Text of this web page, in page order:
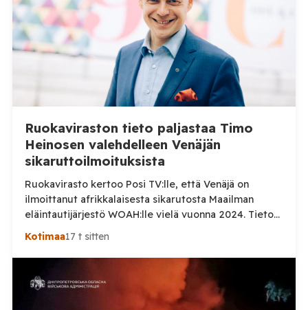
Ruokaviraston tieto paljastaa Timo
Heinosen valehdelleen Venäjän
sikaruttoilmoituksista
Ruokavirasto kertoo Posi TV:lle, että Venäjä on
ilmoittanut afrikkalaisesta sikarutosta Maailman
eläintautijärjestö WOAH:lle vielä vuonna 2024. Tieto
haastaa kokoomuksen kansanedustaja Timo Heinosen
sikaruttoilmoituksista. Suomi on puolestaan
ilmoittanut tuoreesta Virolahden tapauksesta sekä
WOAH:n kautta että suoraan Venäjän
eläinlääkintäviranomaisille. Ruokavirasto kertoi Posi
Kotimaa17 t sitten